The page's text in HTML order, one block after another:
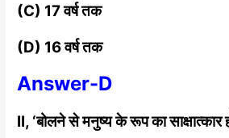
(C) 17 वर्ष तक
(D) 16 वर्ष तक
Answer-D
II, ‘बोलने से मनुष्य के रूप का साक्षात्कार